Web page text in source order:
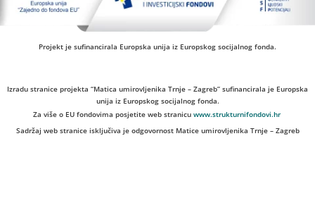
Projekt je sufinancirala Europska unija iz Europskog socijalnog fonda.
Izradu stranice projekta “Matica umirovljenika Trnje – Zagreb” sufinancirala je Europska
unija iz Europskog socijalnog fonda.
Za više o EU fondovima posjetite web stranicu www.strukturnifondovi.hr
Sadržaj web stranice isključiva je odgovornost Matice umirovljenika Trnje – Zagreb